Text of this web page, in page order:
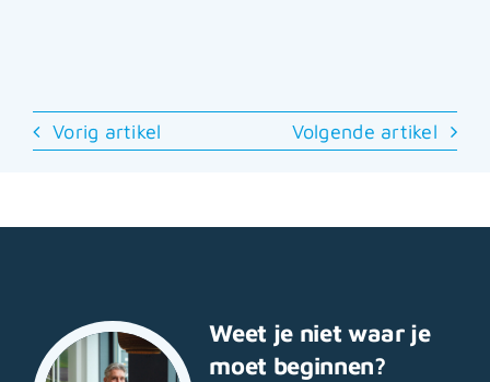
Vorig artikel Volgende artikel
Weet je niet waar je
moet beginnen?